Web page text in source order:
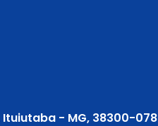
Ituiutaba - MG, 38300-078